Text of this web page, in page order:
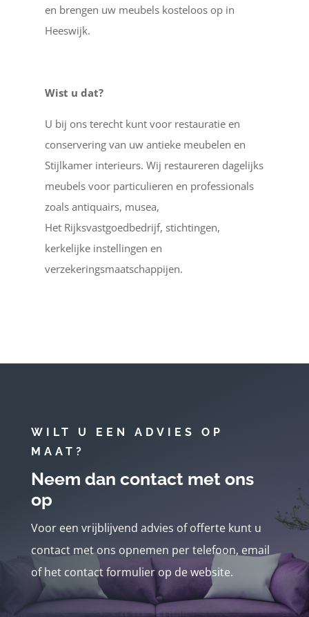
en brengen uw meubels kosteloos op in
Heeswijk.
Wist u dat?
U bij ons terecht kunt voor restauratie en
conservering van uw antieke meubelen en
Stijlkamer interieurs. Wij restaureren dagelijks
meubels voor particulieren en professionals
zoals antiquairs, musea,
Het Rijksvastgoedbedrijf, stichtingen,
kerkelijke instellingen en
verzekeringsmaatschappijen.
WILT U EEN ADVIES OP
MAAT?
Neem dan contact met ons
op
Voor een vrijblijvend advies of offerte kunt u
contact met ons opnemen per telefoon, email
of het contact formulier op de website.